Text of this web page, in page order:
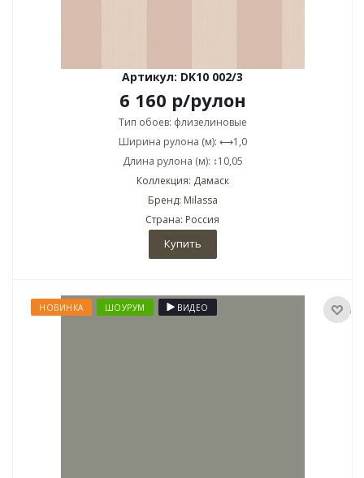
Артикул: DK10 002/3
6 160 р/рулон
Тип обоев: флизелиновые
Ширина рулона (м): ⟷1,0
Длина рулона (м): ↕10,05
Коллекция: Дамаск
Бренд: Milassa
Страна: Россия
Купить
НОВИНКА ШОУРУМ ВИДЕО